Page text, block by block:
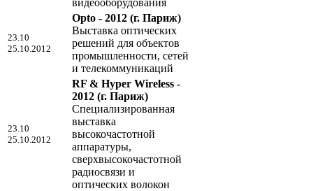
23.10
25.10.2012
Opto - 2012 (г. Париж)
Выставка оптических
решений для объектов
промышленности, сетей
и телекоммуникаций
23.10
25.10.2012
RF & Hyper Wireless -
2012 (г. Париж)
Специализированная
выставка
высокочастотной
аппаратуры,
сверхвысокочастотной
радиосвязи и
оптических волокон